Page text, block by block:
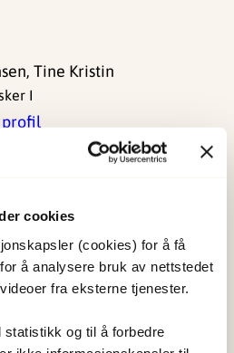
cookies
(cookies) for å få
å analysere bruk av nettstedet
fra eksterne tjenester.
og til å forbedre
Tine Kristin
I
profil
2026